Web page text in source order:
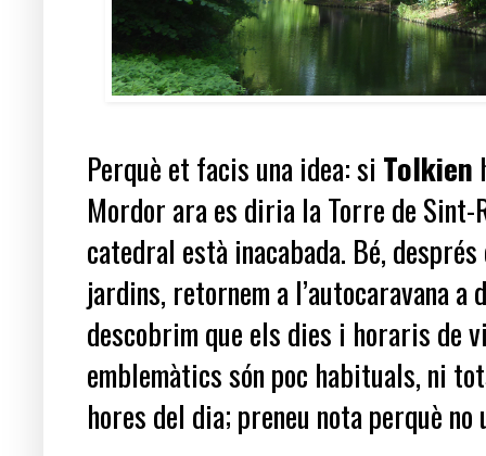
Perquè et facis una idea: si Tolkien
Mordor ara es diria la Torre de Sint-
catedral està inacabada. Bé,
jardins, retornem a l’autocaravana
descobrim que els dies i horaris de
emblemàtics són poc habituals, ni
hores del dia; preneu nota perquè